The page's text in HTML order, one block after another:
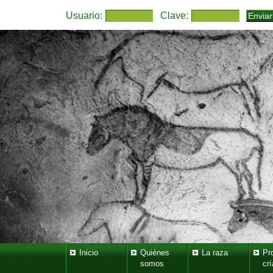
Usuario: Clave:
Inicio
Quiénes
somos
La raza